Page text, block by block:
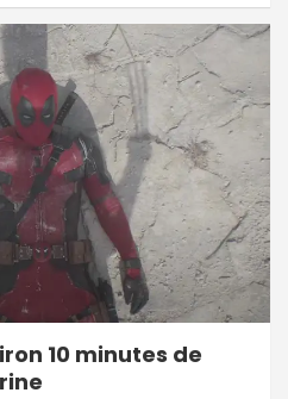
10 minutes de